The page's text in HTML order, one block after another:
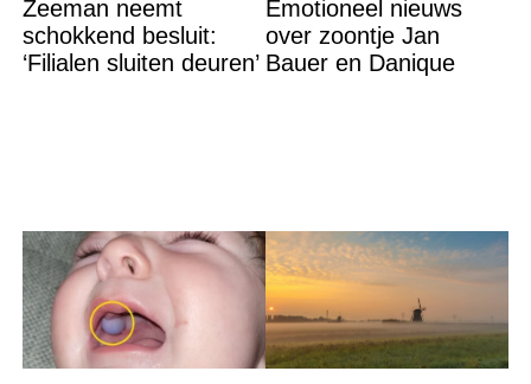
Zeeman neemt
schokkend besluit:
‘Filialen sluiten deuren’
Emotioneel nieuws
over zoontje Jan
Bauer en Danique